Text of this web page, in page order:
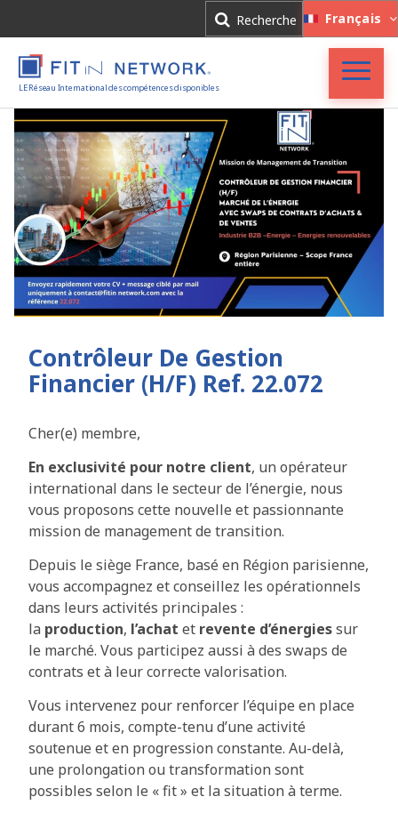
Recherche Français
LE Réseau International des compétences disponibles
Accueil
FIT in NETWORK®
Entreprises
Experts
Actualités
Connexion
Inscription
Contrôleur De Gestion
Financier (H/F) Ref. 22.072
Cher(e) membre,
En exclusivité pour notre client, un opérateur
international dans le secteur de l’énergie, nous
vous proposons cette nouvelle et passionnante
mission de management de transition.
Depuis le siège France, basé en Région parisienne,
vous accompagnez et conseillez les opérationnels
dans leurs activités principales :
la production, l’achat et revente d’énergiessur
le marché. Vous participez aussi à des swaps de
contrats et à leur correcte valorisation.
Vous intervenez pour renforcer l’équipe en place
durant 6 mois, compte-tenu d’une activité
soutenue et en progression constante. Au-delà,
une prolongation ou transformation sont
possibles selon le « fit » et la situation à terme.